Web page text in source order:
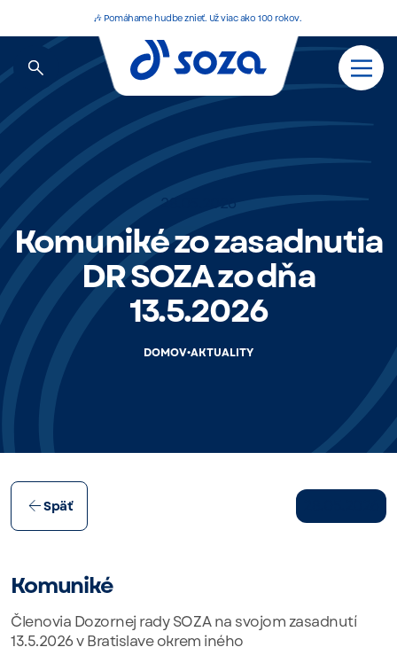
🎶 Pomáhame hudbe znieť. Už viac ako 100 rokov.
28.05.2026
Komuniké zo zasadnutia
DR SOZA zo dňa
13.5.2026
DOMOV•AKTUALITY
Späť
Komuniké
Členovia Dozornej rady SOZA na svojom zasadnutí
13.5.2026 v Bratislave okrem iného